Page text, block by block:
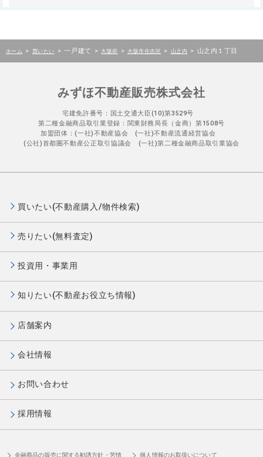
ホーム > 買いたい > 一戸建て > 大阪府 > 大阪市住吉区 > 山之内 > 山之内１丁目
みずほ不動産販売株式会社
宅建免許番号：国土交通大臣(10)第3529号
第二種金融商品取引業登録：関東財務局長（金商）第1508号
加盟団体：(一社)不動産協会 (一社)不動産流通経営協会
(公社)首都圏不動産公正取引協議会 (一社)第二種金融商品取引業協会
買いたい(不動産購入/物件検索)
売りたい(無料査定)
投資用・事業用
知りたい(不動産お役立ち情報)
店舗案内
会社情報
お問い合わせ
採用情報
金融商品の販売に関する勧誘方針・苦情 個人情報のお取扱いについて